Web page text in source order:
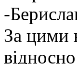
-
За цими